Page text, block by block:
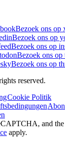
Bezoek ons op
Bezoek ons op
Bezoek ons op
Bezoek ons op
Bezoek ons op
reserved.
Cookie Politik
and
apply.